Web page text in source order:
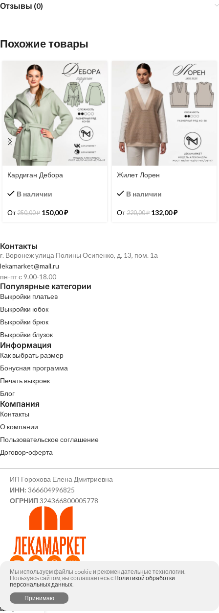
Отзывы (0)
Похожие товары
Кардиган Дебора
В наличии
От250,00₽ 150,00₽
Жилет Лорен
В наличии
От220,00₽ 132,00₽
Контакты
г. Воронеж улица Полины Осипенко, д. 13, пом. 1а
lekamarket@mail.ru
пн-пт с 9.00-18.00
Популярные категории
Выкройки платьев
Выкройки юбок
Выкройки брюк
Выкройки блузок
Информация
Как выбрать размер
Бонусная программа
Печать выкроек
Блог
Компания
Контакты
О компании
Пользовательское соглашение
Договор-оферта
ИП Горохова Елена Дмитриевна
ИНН: 366604996825
ОГРНИП 324366800005778
© ИП Горохова Елена Дмитриевна, 2026
Избранное
0
Мы используем файлы cookie и рекомендательные технологии.
Пользуясь сайтом, вы соглашаетесь с Политикой обработки
персональных данных
Принимаю